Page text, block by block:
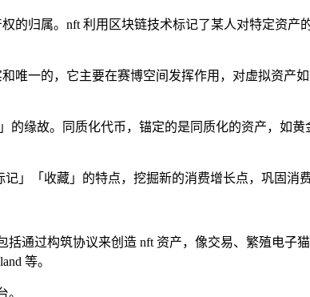
的归属。nft 利用区块链技术标记了某人对特定资产
唯一的，它主要在赛博空间发挥作用，对虚拟资产
缘故。同质化代币，锚定的是同质化的资产，如
」「收藏」的特点，挖掘新的消费增长点，巩固消
通过构筑协议来创造 nft 资产，像交易、繁殖电子
等。
。